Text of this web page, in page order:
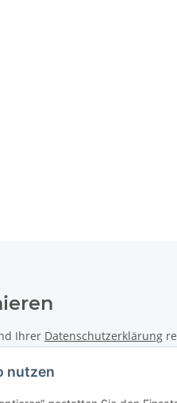
nutzen
Ihrer Datenschutzerklärung
zu Ihrem Produktsortiment